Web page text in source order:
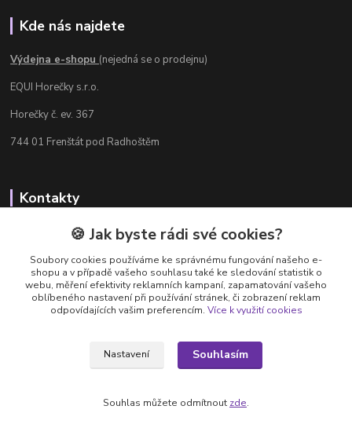
Kde nás najdete
Výdejna e-shopu (nejedná se o prodejnu)
EQUI Horečky s.r.o.
Horečky č. ev. 367
744 01 Frenštát pod Radhoštěm
Kontakty
Radka Chamrádová
+420 737 484 708
Výdejna e-shopu: Po-Ne, 8-20 hod.
info@equi-horecky.cz
Frenštát pod Radhoštěm, C 93460 vedená u Krajského soudu v Ostravě
🍪 Jak byste rádi své cookies?
Soubory cookies používáme ke správnému fungování našeho e-
shopu a v případě vašeho souhlasu také ke sledování statistik o
webu, měření efektivity reklamních kampaní, zapamatování vašeho
oblíbeného nastavení při používání stránek, či zobrazení reklam
odpovídajících vašim preferencím. Více k využití cookies
Nastavení Souhlasím
Souhlas můžete odmítnout zde.